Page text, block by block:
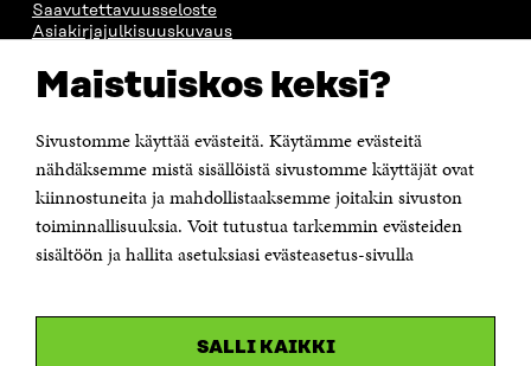
Maistuiskos keksi?
Sivustomme käyttää evästeitä. Käytämme evästeitä
nähdäksemme mistä sisällöistä sivustomme käyttäjät ovat
kiinnostuneita ja mahdollistaaksemme joitakin sivuston
toiminnallisuuksia. Voit tutustua tarkemmin evästeiden
sisältöön ja hallita asetuksiasi evästeasetus-sivulla
SALLI KAIKKI
Saavutettavuusseloste
Asiakirjajulkisuuskuvaus
Suomen itsenäisyyden juhlarahasto Sitra
Itämerenkatu 11-13, PL 160,
00181 Helsinki
Puhelin +358 294 618 991
etunimi.sukunimi@sitra.fi tai sitra@sitra.fi